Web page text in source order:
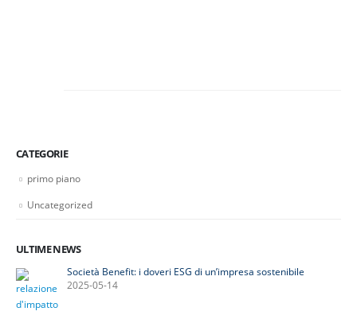
CATEGORIE
primo piano
Uncategorized
ULTIME NEWS
Società Benefit: i doveri ESG di un’impresa sostenibile
2025-05-14